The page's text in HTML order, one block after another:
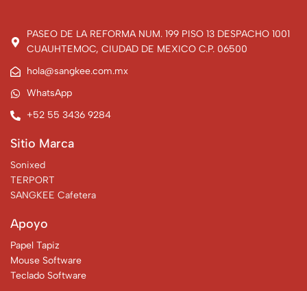
PASEO DE LA REFORMA NUM. 199 PISO 13 DESPACHO 1001
CUAUHTEMOC, CIUDAD DE MEXICO C.P. 06500
hola@sangkee.com.mx
WhatsApp
+52 55 3436 9284
Sitio Marca
Sonixed
TERPORT
SANGKEE Cafetera
Apoyo
Papel Tapiz
Mouse Software
Teclado Software